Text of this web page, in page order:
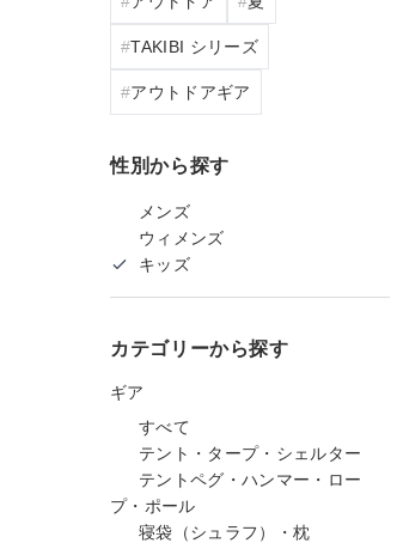
TAKIBI シリーズ
アウトドアギア
性別から探す
メンズ
ウィメンズ
キッズ
カテゴリーから探す
ギア
すべて
テント・タープ・シェルター
テントペグ・ハンマー・ロー
プ・ポール
寝袋（シュラフ）・枕